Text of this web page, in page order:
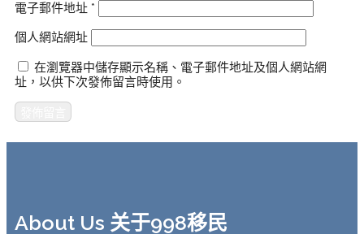
電子郵件地址 *
個人網站網址
在瀏覽器中儲存顯示名稱、電子郵件地址及個人網站網
址，以供下次發佈留言時使用。
About Us 关于998移民